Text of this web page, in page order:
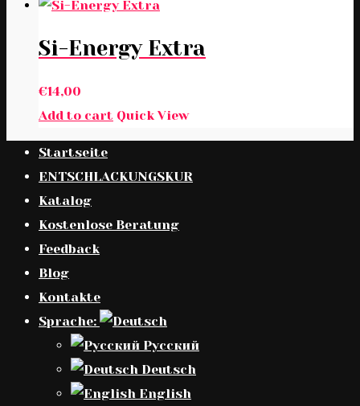
Si-Energy Extra
€14,00
Add to cart Quick View
Startseite
ENTSCHLACKUNGSKUR
Katalog
Kostenlose Beratung
Feedback
Blog
Kontakte
Sprache:
Русский
Deutsch
English